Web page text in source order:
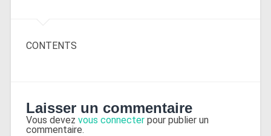
CONTENTS
Laisser un commentaire
Vous devez vous connecterpour publier un
commentaire.